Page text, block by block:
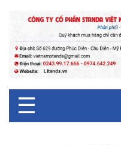
☰